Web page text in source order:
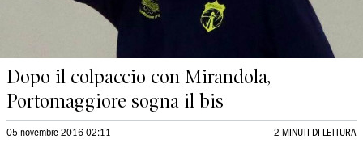
Dopo il colpaccio con Mirandola,
Portomaggiore sogna il bis
05 novembre 2016 02:11 2 MINUTI DI LETTURA